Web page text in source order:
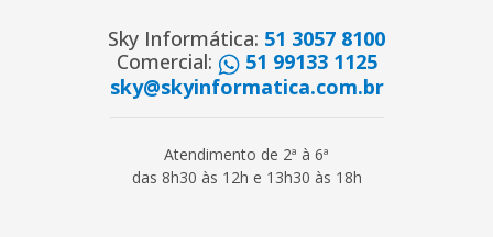
Sky Informática: 51 3057 8100
Comercial:
51 99133 1125
sky@skyinformatica.com.br
Atendimento de 2ª à 6ª
das 8h30 às 12h e 13h30 às 18h